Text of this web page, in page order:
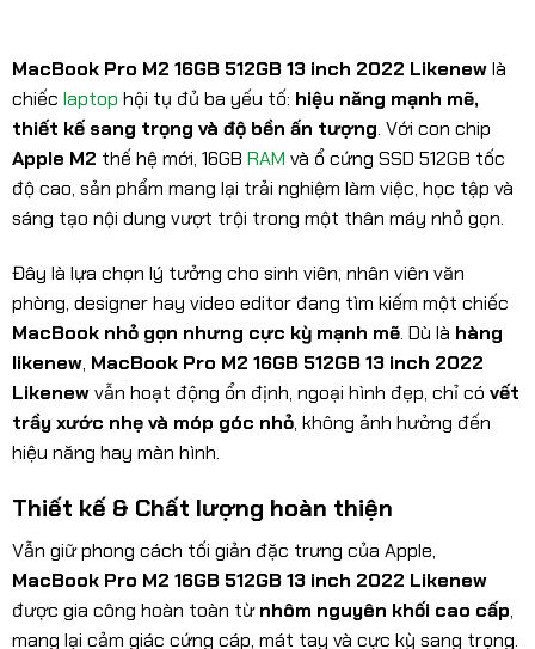
MacBook Pro M2 16GB 512GB 13 inch 2022 Likenewlà
chiếc laptop hội tụ đủ ba yếu tố: hiệu năng mạnh mẽ,
thiết kế sang trọng và độ bền ấn tượng. Với con chip
Apple M2 thế hệ mới, 16GB RAM và ổ cứng SSD 512GB tốc
độ cao, sản phẩm mang lại trải nghiệm làm việc, học tập và
sáng tạo nội dung vượt trội trong một thân máy nhỏ gọn.
Đây là lựa chọn lý tưởng cho sinh viên, nhân viên văn
phòng, designer hay video editor đang tìm kiếm một chiếc
MacBook nhỏ gọn nhưng cực kỳ mạnh mẽ. Dù là hàng
likenew, MacBook Pro M2 16GB 512GB 13 inch 2022
Likenewvẫn hoạt động ổn định, ngoại hình đẹp, chỉ có vết
trầy xước nhẹ và móp góc nhỏ, không ảnh hưởng đến
hiệu năng hay màn hình.
Thiết kế & Chất lượng hoàn thiện
Vẫn giữ phong cách tối giản đặc trưng của Apple,
MacBook Pro M2 16GB 512GB 13 inch 2022 Likenew
được gia công hoàn toàn từnhôm nguyên khối cao cấp,
mang lại cảm giác cứng cáp, mát tay và cực kỳ sang trọng.